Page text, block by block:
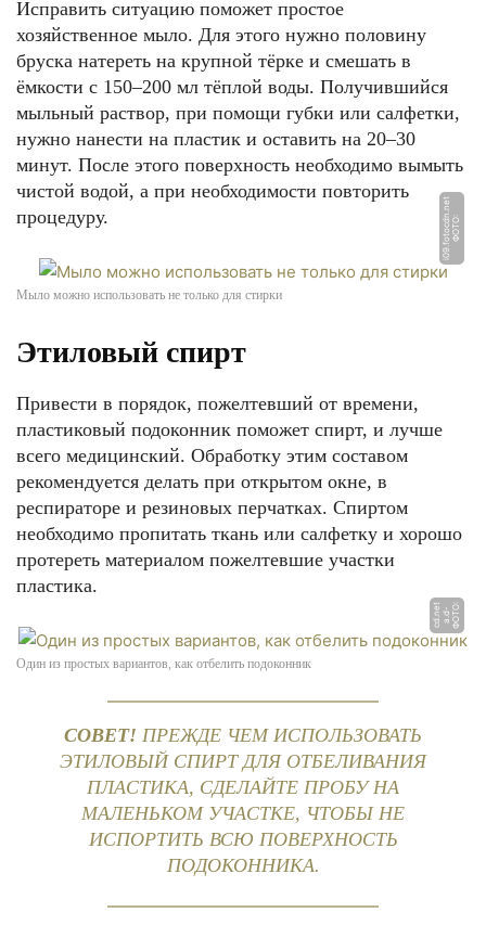
Исправить ситуацию поможет простое
хозяйственное мыло. Для этого нужно половину
бруска натереть на крупной тёрке и смешать в
ёмкости с 150–200 мл тёплой воды. Получившийся
мыльный раствор, при помощи губки или салфетки,
нужно нанести на пластик и оставить на 20–30
минут. После этого поверхность необходимо вымыть
чистой водой, а при необходимости повторить
процедуру.
Ф
О
Т
О:
i
0
9.
f
o
t
o
c
d
n.
n
e
t
Мыло можно использовать не только для стирки
Этиловый спирт
Привести в порядок, пожелтевший от времени,
пластиковый подоконник поможет спирт, и лучше
всего медицинский. Обработку этим составом
рекомендуется делать при открытом окне, в
респираторе и резиновых перчатках. Спиртом
необходимо пропитать ткань или салфетку и хорошо
протереть материалом пожелтевшие участки
пластика.
Ф
О
Т
О:
a.
d
-c
d.
n
e
t
Один из простых вариантов, как отбелить подоконник
СОВЕТ! ПРЕЖДЕ ЧЕМ ИСПОЛЬЗОВАТЬ
ЭТИЛОВЫЙ СПИРТ ДЛЯ ОТБЕЛИВАНИЯ
ПЛАСТИКА, СДЕЛАЙТЕ ПРОБУ НА
МАЛЕНЬКОМ УЧАСТКЕ, ЧТОБЫ НЕ
ИСПОРТИТЬ ВСЮ ПОВЕРХНОСТЬ
ПОДОКОННИКА.